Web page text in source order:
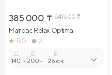
385 000 ₸ 641 600₸
Матрас Relax Optima
5.0
2
140 -
Д.
200 -
В.
28 см.